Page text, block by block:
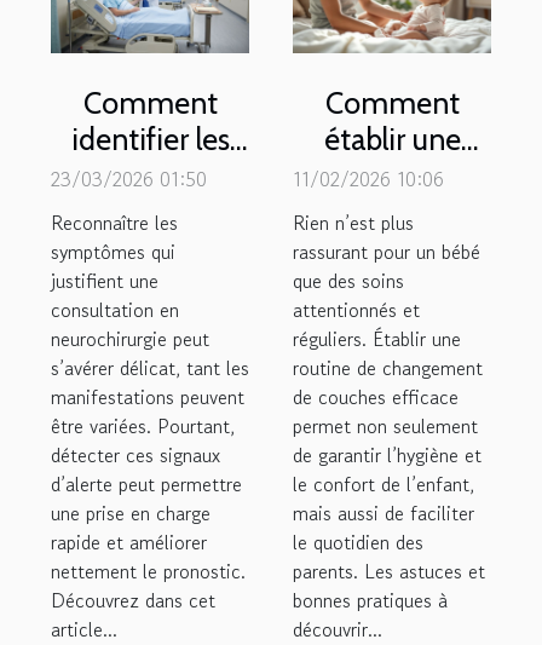
Comment
identifier les
symptômes
nécessitant
une
consultation
en
neurochirurgie
?
23/03/2026 01:50
Reconnaître les
symptômes qui
justifient une
consultation en
neurochirurgie peut
s’avérer délicat, tant les
manifestations peuvent
être variées. Pourtant,
détecter ces signaux
d’alerte peut permettre
une prise en charge
rapide et améliorer
nettement le pronostic.
Découvrez dans cet
article...
Comment
établir une
routine de
changement
de couches
efficace ?
11/02/2026 10:06
Rien n’est plus
rassurant pour un bébé
que des soins
attentionnés et
réguliers. Établir une
routine de changement
de couches efficace
permet non seulement
de garantir l’hygiène et
le confort de l’enfant,
mais aussi de faciliter
le quotidien des
parents. Les astuces et
bonnes pratiques à
découvrir...